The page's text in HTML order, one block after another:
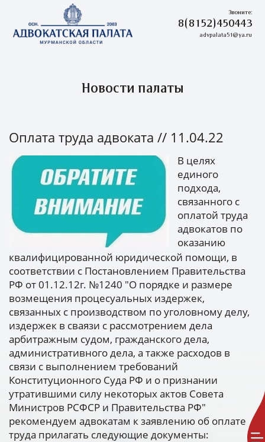
Звоните:
8(8152)450443
advpalata51@ya.ru
Новости палаты
Оплата труда адвоката // 11.04.22
В целях
единого
подхода,
связанного с
оплатой труда
адвокатов по
оказанию
квалифицированной юридической помощи, в
соответствии с Постановлением Правительства
РФ от 01.12.12г. №1240 "О порядке и размере
возмещения процесуальных издержек,
связанных с производством по уголовному делу,
издержек в сваязи с рассмотрением дела
арбитражным судом, гражданского дела,
административного дела, а также расходов в
связи с выполнением требований
Конституционного Суда РФ и о признании
утратившими силу некоторых актов Совета
Министров РСФСР и Правительства РФ"
рекомендуем адвокатам к заявлению об оплате
труда прилагать следующие документы: